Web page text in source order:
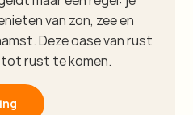
van zon, zee en
Deze oase van rust
tot rust te komen.